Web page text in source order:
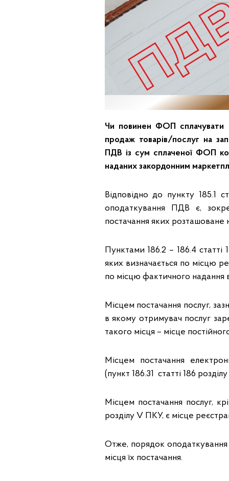
Чи повинен ФОП сплачувати
продаж товарів/послуг на
ПДВ із сум сплаченої ФОП
наданих закордонним
Відповідно до пункту 185.1
оподаткування ПДВ є,
постачання яких розташоване
Пунктами 186.2 – 186.4 статті
яких визначається по місцю
по місцю фактичного надання
Місцем постачання послуг,
в якому отримувач послуг
такого місця – місце
Місцем постачання
(пункт 186.31 статті 186
Місцем постачання послуг,
розділу V ПКУ, є місце
Отже, порядок оподаткування
місця їх постачання.